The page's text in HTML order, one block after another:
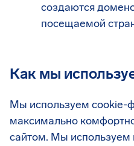
создаются
посещаемой
Как мы
Мы используем cookie-
максимально
сайтом. Мы используем